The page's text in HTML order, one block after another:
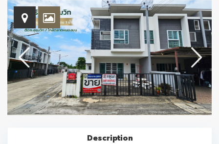
Description